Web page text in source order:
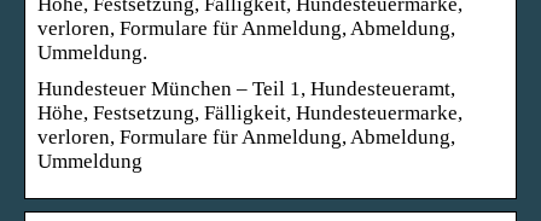
verloren, Formulare für Anmeldung, Abmeldung,
Ummeldung.
Hundesteuer München – Teil 1, Hundesteueramt,
Höhe, Festsetzung, Fälligkeit, Hundesteuermarke,
verloren, Formulare für Anmeldung, Abmeldung,
Ummeldung